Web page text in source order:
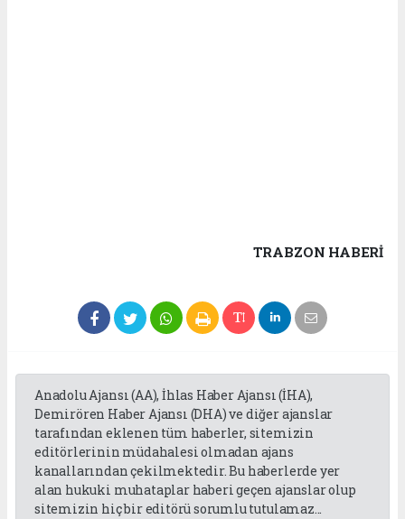
TRABZON HABERİ
Anadolu Ajansı (AA), İhlas Haber Ajansı (İHA),
Demirören Haber Ajansı (DHA) ve diğer ajanslar
tarafından eklenen tüm haberler, sitemizin
editörlerinin müdahalesi olmadan ajans
kanallarından çekilmektedir. Bu haberlerde yer
alan hukuki muhataplar haberi geçen ajanslar olup
sitemizin hiç bir editörü sorumlu tutulamaz...